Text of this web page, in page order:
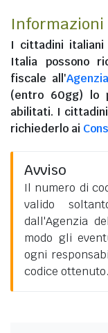
Informazioni
I cittadini italiani
Italia possono
fiscale all'
(entro 60gg) lo
abilitati. I
richiederlo ai
Avviso
Il numero di
valido
dall'Agenzia
modo gli
ogni
codice ottenuto.